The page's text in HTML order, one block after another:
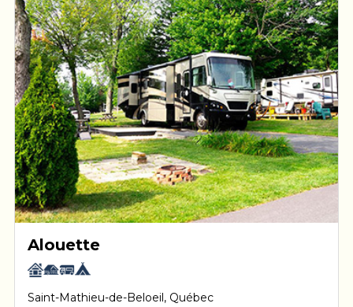
Alouette
Saint-Mathieu-de-Beloeil, Québec